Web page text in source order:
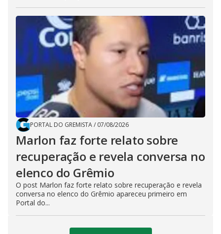
PORTAL DO GREMISTA/ 07/08/2026
Marlon faz forte relato sobre
recuperação e revela conversa no
elenco do Grêmio
O post Marlon faz forte relato sobre recuperação e revela
conversa no elenco do Grêmio apareceu primeiro em
Portal do...